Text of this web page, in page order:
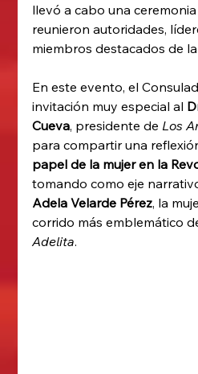
llevó a cabo una
reunieron autoridades,
miembros destacados de
En este evento, el
invitación muy especial al
Cueva, presidente de Los
para compartir una
papel de la mujer en la
tomando como eje
Adela Velarde Pérez, la
corrido más emblemático
Adelita.